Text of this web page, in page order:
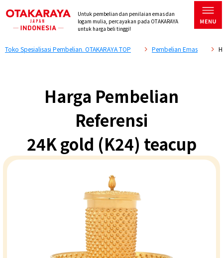
Untuk pembelian dan penilaian emas dan
logam mulia, percayakan pada OTAKARAYA
untuk harga beli tinggi!
Toko Spesialisasi Pembelian. OTAKARAYA TOP Pembelian Emas
Harga Pembelian
Referensi
24K gold (K24) teacup